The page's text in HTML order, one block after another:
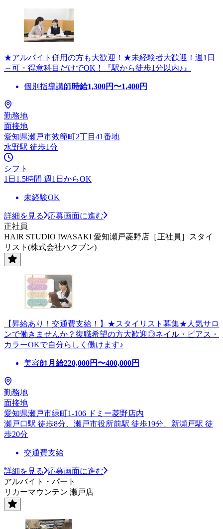
★アルバイト併用の方も大歓迎！★未経験者大歓迎！週1日
～可・得意科目だけでOK！『駅から徒歩1分以内♪』
個別指導講師時給1,300円〜1,400円
勤務地
面接地
愛知県瀬戸市效範町2丁目41番地
水野駅 徒歩1分
シフト
1日1.5時間 週1日からOK
未経験OK
詳細を見る
応募画面に進む
正社員
HAIR STUDIO IWASAKI 愛知瀬戸菱野店［正社員］スタイ
リスト(株式会社ハクブン)
【昇給あり！交通費支給！】★スタイリスト募集★人気サロ
ンで働きませんか？復職希望の方大歓迎◎ネイル・ピアス・
カラーOKで自分らしく働けます♪
美容師 月給220,000円〜400,000円
勤務地
面接地
愛知県瀬戸市緑町1-106 ドミー菱野店内
瀬戸口駅 徒歩8分、瀬戸市役所前駅 徒歩19分、新瀬戸駅 徒
歩20分
交通費支給
詳細を見る
応募画面に進む
アルバイト・パート
リカーマウンテン 瀬戸店